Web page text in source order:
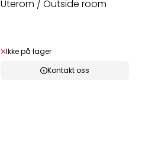
Uterom / Outside room
Ikke på lager
Kontakt oss